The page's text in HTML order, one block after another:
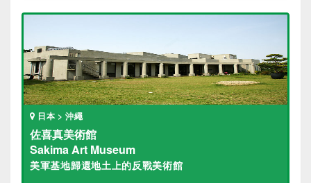
日本 > 沖繩
佐喜真美術館
Sakima Art Museum
美軍基地歸還地土上的反戰美術館